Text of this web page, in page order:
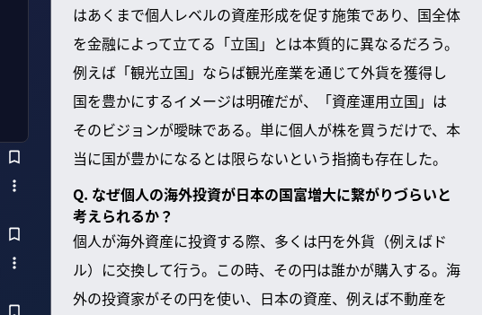
はあくまで個人レベルの資産形成を促す施策であり、国全体
を金融によって立てる「立国」とは本質的に異なるだろう。
例えば「観光立国」ならば観光産業を通じて外貨を獲得し
国を豊かにするイメージは明確だが、「資産運用立国」は
そのビジョンが曖昧である。単に個人が株を買うだけで、本
当に国が豊かになるとは限らないという指摘も存在した。
Q. なぜ個人の海外投資が日本の国富増大に繋がりづらいと
考えられるか？
個人が海外資産に投資する際、多くは円を外貨（例えばド
ル）に交換して行う。この時、その円は誰かが購入する。海
外の投資家がその円を使い、日本の資産、例えば不動産を